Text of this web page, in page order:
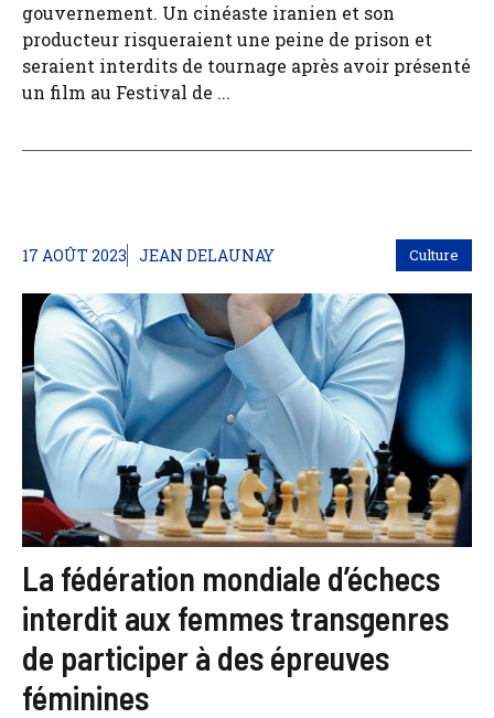
gouvernement. Un cinéaste iranien et son
producteur risqueraient une peine de prison et
seraient interdits de tournage après avoir présenté
un film au Festival de ...
17 AOÛT 2023 JEAN DELAUNAY Culture
La fédération mondiale d’échecs
interdit aux femmes transgenres
de participer à des épreuves
féminines